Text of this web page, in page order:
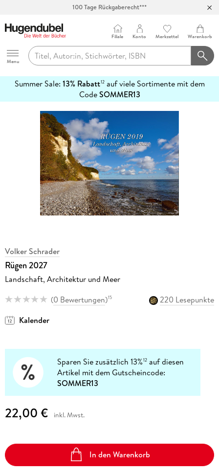
100 Tage Rückgaberecht***
Hugendubel
Menu
Filiale Konto Merkzettel Warenkorb
Summer Sale: 13% Rabatt12auf viele Sortimente mit dem
CodeSOMMER13
erfahren
Volker Schrader
Rügen 2027
Landschaft, Architektur und Meer
(0 Bewertungen)15
220 Lesepunkte
Kalender
Sparen Sie zusätzlich 13%12 auf diesen
Artikel mit dem Gutscheincode:
SOMMER13
22,00 € inkl. Mwst.
In den Warenkorb